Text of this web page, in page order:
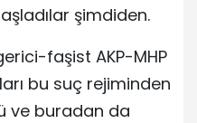
şimdiden.
faşist AKP-MHP
bu suç rejiminden
ve buradan da